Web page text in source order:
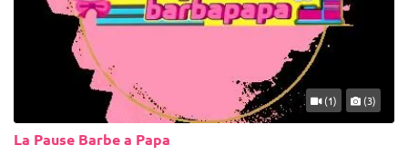
(1) (3)
La Pause Barbe a Papa